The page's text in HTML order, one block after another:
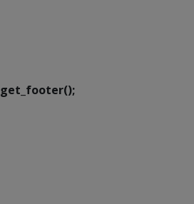
get_footer();